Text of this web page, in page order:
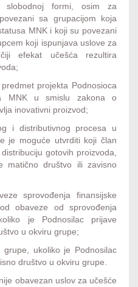
slobodnoj formi, osim za
sa grupacijom koja
MNK i koji su povezani
koji ispunjava uslove za
efekat učešća rezultira
projekta Podnosioca
MNK u smislu zakona o
inovativni proizvod;
i distributivnog procesa u
je moguće utvrditi koji član
gotovih proizvoda,
matično društvo ili zavisno
sprovođenja finansijske
obaveze od sprovođenja
je Podnosilac prijave
u okviru grupe;
ukoliko je Podnosilac
društvo u okviru grupe.
obavezan uslov za učešće